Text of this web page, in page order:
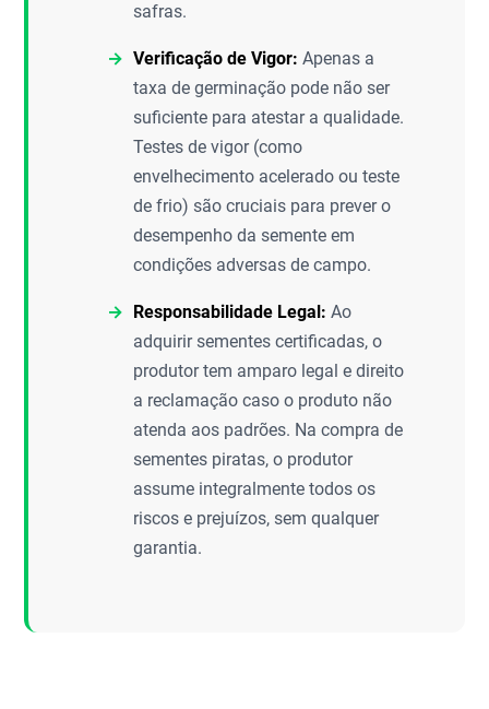
safras.
Verificação de Vigor: Apenas a
taxa de germinação pode não ser
suficiente para atestar a qualidade.
Testes de vigor (como
envelhecimento acelerado ou teste
de frio) são cruciais para prever o
desempenho da semente em
condições adversas de campo.
Responsabilidade Legal: Ao
adquirir sementes certificadas, o
produtor tem amparo legal e direito
a reclamação caso o produto não
atenda aos padrões. Na compra de
sementes piratas, o produtor
assume integralmente todos os
riscos e prejuízos, sem qualquer
garantia.